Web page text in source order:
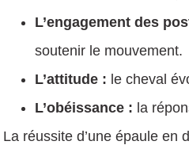
L’engagement des
soutenir le mouvement.
L’attitude : le cheval
L’obéissance : la
La réussite d’une épaule en